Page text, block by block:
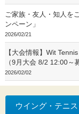
ご家族・友人・知人を
ンペーン」
2026/02/21
【大会情報】Wit
（9月大会 8/2 12:00～
2026/02/02
ウイング・テニ